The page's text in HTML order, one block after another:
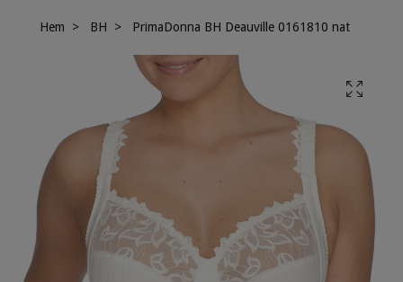
Hem BH PrimaDonna BH Deauville 0161810 nat